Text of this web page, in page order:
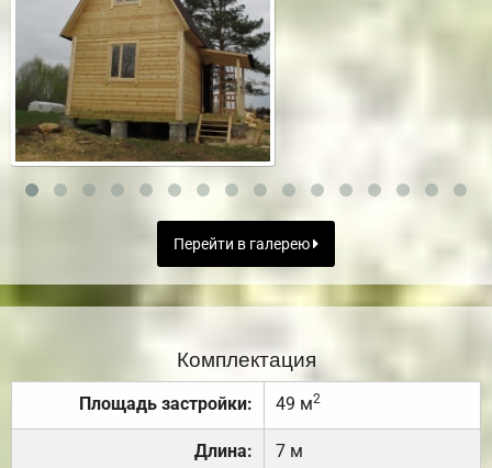
Перейти в галерею
Комплектация
Площадь застройки: 49 м2
Длина: 7 м